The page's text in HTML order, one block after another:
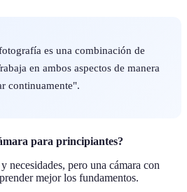
es una combinación de
en ambos aspectos de manera
continuamente".
para principiantes?
necesidades, pero una cámara con
mejor los fundamentos.